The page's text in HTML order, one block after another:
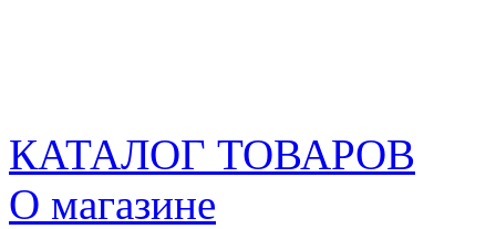
КАТАЛОГ ТОВАРОВ
О магазине